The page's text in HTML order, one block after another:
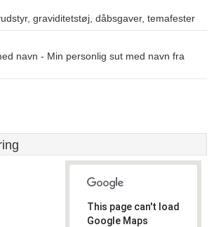
graviditetstøj, dåbsgaver, temafester
navn - Min personlig sut med navn fra
This page can't load
Google Maps